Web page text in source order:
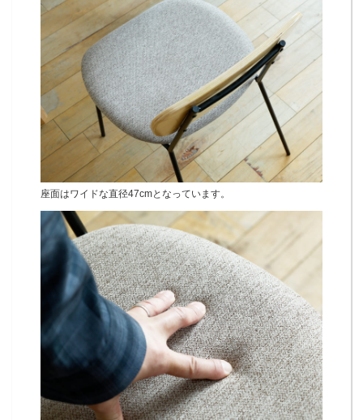
座面はワイドな直径47cmとなっています。